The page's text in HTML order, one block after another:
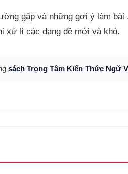
gặp và những gợi ý làm
xử lí các dạng đề mới và khó.
sách Trọng Tâm Kiến Thức Ngữ